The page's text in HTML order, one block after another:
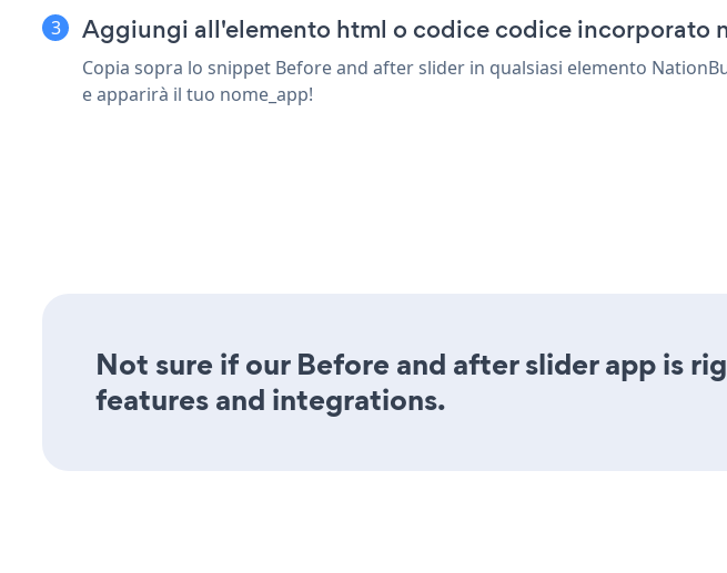
Aggiungi all'elemento html o codice codice incorporato
Copia sopra lo snippet Before and after slider in qualsiasi elemento
e apparirà il tuo nome_app!
Not sure if our Before and after slider app is
features and integrations.